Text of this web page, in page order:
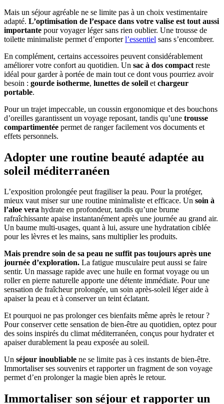
Mais un séjour agréable ne se limite pas à un choix vestimentaire
adapté. L’optimisation de l’espace dans votre valise est tout aussi
importante pour voyager léger sans rien oublier. Une trousse de
toilette minimaliste permet d’emporterl’essentiel sans s’encombrer.
En complément, certains accessoires peuvent considérablement
améliorer votre confort au quotidien. Un sac à dos compact reste
idéal pour garder à portée de main tout ce dont vous pourriez avoir
besoin : gourde isotherme, lunettes de soleil et chargeur
portable.
Pour un trajet impeccable, un coussin ergonomique et des bouchons
d’oreilles garantissent un voyage reposant, tandis qu’une trousse
compartimentée permet de ranger facilement vos documents et
effets personnels.
Adopter une routine beauté adaptée au
soleil méditerranéen
L’exposition prolongée peut fragiliser la peau. Pour la protéger,
mieux vaut miser sur une routine minimaliste et efficace. Un soin à
l’aloe vera hydrate en profondeur, tandis qu’une brume
rafraîchissante apaise instantanément après une journée au grand air.
Un baume multi-usages, quant à lui, assure une hydratation ciblée
pour les lèvres et les mains, sans multiplier les produits.
Mais prendre soin de sa peau ne suffit pas toujours après une
journée d’exploration. La fatigue musculaire peut aussi se faire
sentir. Un massage rapide avec une huile en format voyage ou un
roller en pierre naturelle apporte une détente immédiate. Pour une
sensation de fraîcheur prolongée, un soin après-soleil léger aide à
apaiser la peau et à conserver un teint éclatant.
Et pourquoi ne pas prolonger ces bienfaits même après le retour ?
Pour conserver cette sensation de bien-être au quotidien, optez pour
des soins inspirés du climat méditerranéen, conçus pour hydrater et
apaiser durablement la peau exposée au soleil.
Un séjour inoubliable ne se limite pas à ces instants de bien-être.
Immortaliser ses souvenirs et rapporter un fragment de son voyage
permet d’en prolonger la magie bien après le retour.
Immortaliser son séjour et rapporter un